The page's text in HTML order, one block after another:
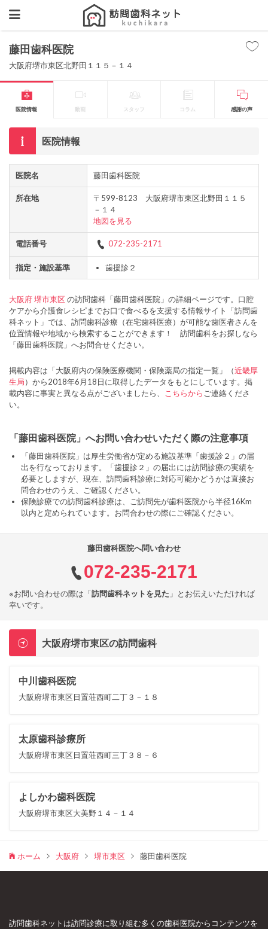
藤田歯科医院
大阪府堺市東区北野田１１５－１４
医院情報 動画 スタッフ コラム 感謝の声
医院情報
医院名 藤田歯科医院
所在地
〒599-8123 大阪府堺市東区北野田１１５
－１４
地図を見る
電話番号 072-235-2171
指定・施設基準 歯援診２
大阪府堺市東区の訪問歯科「藤田歯科医院」の詳細ページです。口腔
ケアから介護食レシピまでお口で食べるを支援する情報サイト「訪問歯
科ネット」では、訪問歯科診療（在宅歯科医療）が可能な歯医者さんを
位置情報や地域から検索することができます！ 訪問歯科をお探しなら
「藤田歯科医院」へお問合せください。
掲載内容は「大阪府内の保険医療機関・保険薬局の指定一覧」（近畿厚
生局）から2018年6月18日に取得したデータをもとにしています。掲
載内容に事実と異なる点がございましたら、
こちらから ご連絡くださ
い。
「藤田歯科医院」へお問い合わせいただく際の注意事項
「藤田歯科医院」は厚生労働省が定める施設基準「歯援診２」の届
出を行なっております。「歯援診２」の届出には訪問診療の実績を
必要としますが、現在、訪問歯科診療に対応可能かどうかは直接お
問合わせのうえ、ご確認ください。
保険診療での訪問歯科診療は、ご訪問先が歯科医院から半径16Km
以内と定められています。お問合わせの際にご確認ください。
藤田歯科医院へ問い合わせ
072-235-2171
※お問い合わせの際は「訪問歯科ネットを見た 」とお伝えいただければ
幸いです。
大阪府堺市東区の訪問歯科
中川歯科医院
大阪府堺市東区日置荘西町二丁３－１８
太原歯科診療所
大阪府堺市東区日置荘西町三丁３８－６
よしかわ歯科医院
大阪府堺市東区大美野１４－１４
ホーム 大阪府 堺市東区 藤田歯科医院
訪問歯科ネットは訪問診療に取り組む多くの歯科医院からコンテンツを